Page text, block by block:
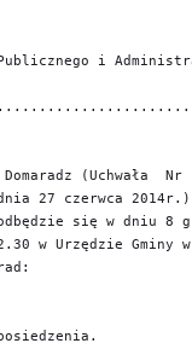
Publicznego i
(Uchwała  Nr
dnia 27 czerwca
się w dniu 8
w Urzędzie Gminy w